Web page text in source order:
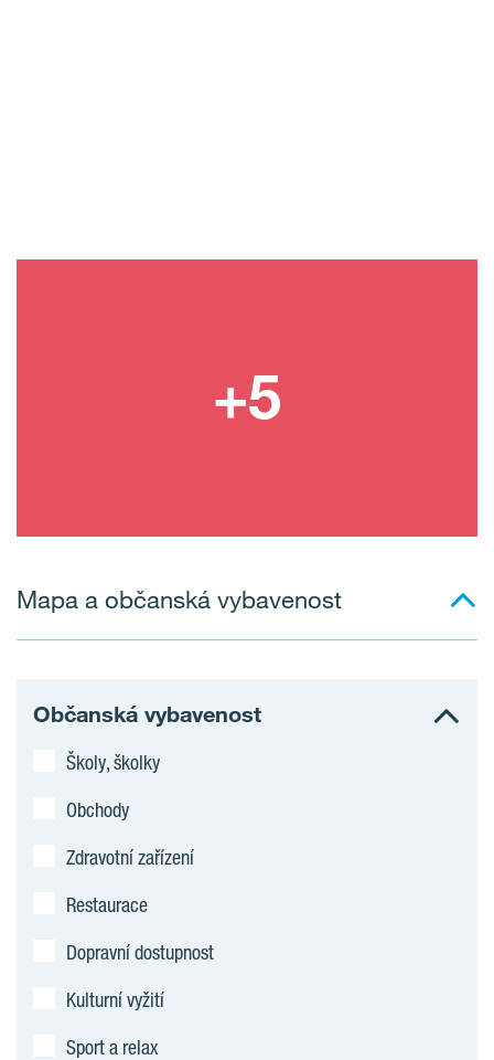
Mapa a občanská vybavenost
Občanská vybavenost
Školy, školky
Obchody
Zdravotní zařízení
Restaurace
Dopravní dostupnost
Kulturní vyžití
Sport a relax